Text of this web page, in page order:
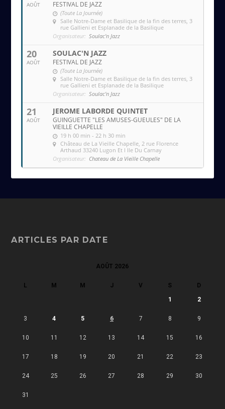
AOÛT FESTIVAL DE JAZZ
(Toute La Journée)
Salle Notre-Dame et Basilique de la fin des terres , 3
rue Gallieni et Esplanade de la Basilique
Organisateur: Soulac'n Jazz
20
AOÛT
SOULAC'N JAZZ
FESTIVAL DE JAZZ
(Toute La Journée)
Salle Notre-Dame et Basilique de la fin des terres , 3
rue Gallieni et Esplanade de la Basilique
Organisateur: Soulac'n Jazz
21
AOÛT
JEROME LABORDE QUINTET
GUINGUETTE "LES AMUSES-GUEULES" DE LA
VIEILLE CHAPELLE
19 h 00 min - 22 h 30 min
Château de La Vieille Chapelle , 2 rue Florence
Arthaud 33240 Lugon Et l Ile Du Carnay
Organisateur: Chateau de La Vieille Chapelle
ARTICLES PAR DATE
AOÛT 2026
L M M J V S D
1 2
3 4 5 6 7 8 9
10 11 12 13 14 15 16
17 18 19 20 21 22 23
24 25 26 27 28 29 30
31